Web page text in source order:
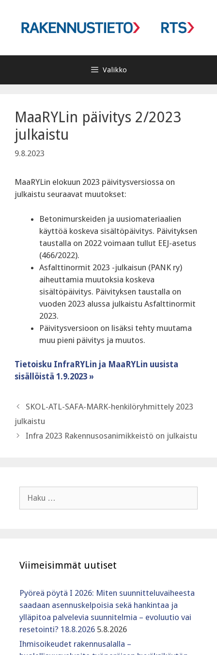
Valikko
MaaRYLin päivitys 2/2023
julkaistu
9.8.2023
MaaRYLin elokuun 2023 päivitysversiossa on
julkaistu seuraavat muutokset:
Betonimurskeiden ja uusiomateriaalien
käyttöä koskeva sisältöpäivitys. Päivityksen
taustalla on 2022 voimaan tullut EEJ-asetus
(466/2022).
Asfalttinormit 2023 -julkaisun (PANK ry)
aiheuttamia muutoksia koskeva
sisältöpäivitys. Päivityksen taustalla on
vuoden 2023 alussa julkaistu Asfalttinormit
2023.
Päivitysversioon on lisäksi tehty muutama
muu pieni päivitys ja muutos.
Tietoisku InfraRYLin ja MaaRYLin uusista
sisällöistä 1.9.2023 »
SKOL-ATL-SAFA-MARK-henkilöryhmittely 2023
julkaistu
Infra 2023 Rakennusosanimikkeistö on julkaistu
Viimeisimmät uutiset
Pyöreä pöytä I 2026: Miten suunnitteluvaiheesta
saadaan asennuskelpoisia sekä hankintaa ja
ylläpitoa palvelevia suunnitelmia – evoluutio vai
resetointi? 18.8.2026 5.8.2026
Ihmisoikeudet rakennusalalla –